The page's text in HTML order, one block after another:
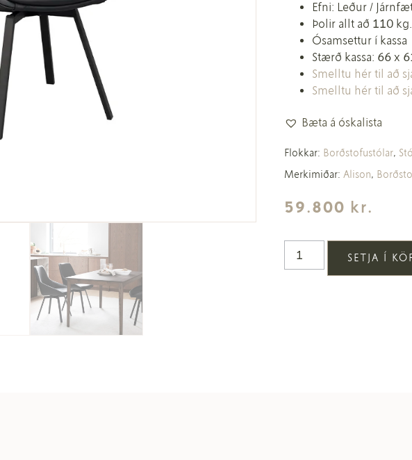
Efni: Leður /
Þolir allt að 110 kg.
Ósamsettur í kassa
Stærð kassa: 66 x
Smelltu hér til að
Smelltu hér til að
Bæta á óskalista
Flokkar: Borðstofustólar,
Merkimiðar: Alison,
59.800 kr.
SETJA Í